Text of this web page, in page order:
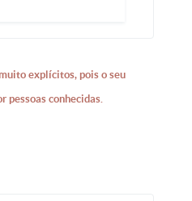
explícitos, pois o seu
pessoas conhecidas.